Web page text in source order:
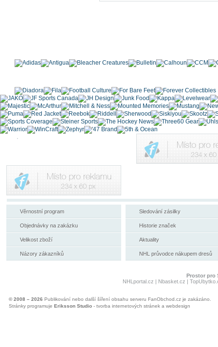
Věrnostní program
Objednávky na zakázku
Velikost zboží
Názory zákazníků
Sledování zásilky
Historie značek
Aktuality
NHL průvodce nákupem dresů
Prostor pro
NHLportal.cz | Nbasket.cz |
© 2008 – 2026 Publikování nebo další šíření obsahu serveru FanObchod.cz je zakázáno.
Stránky programuje Eriksson Studio - tvorba internetových stránek a webdesign